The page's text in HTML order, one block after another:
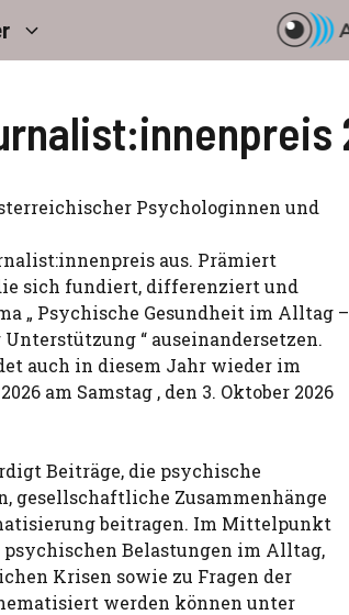
Psychologinnen und
aus. Prämiert
sich fundiert, differenziert und
„ Psychische Gesundheit im Alltag –
“ auseinandersetzen.
auch in diesem Jahr wieder im
am Samstag , den 3. Oktober 2026
Beiträge, die psychische
gesellschaftliche Zusammenhänge
beitragen. Im Mittelpunkt
Belastungen im Alltag,
Krisen sowie zu Fragen der
werden können unter